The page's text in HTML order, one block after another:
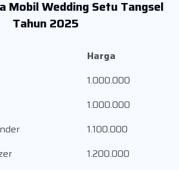
Mobil Wedding Setu Tangsel
Tahun 2025
Harga
1.000.000
1.000.000
1.100.000
1.200.000